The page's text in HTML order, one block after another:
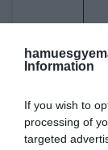
Information
If you wish to
processing of
targeted